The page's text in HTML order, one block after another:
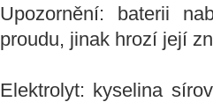
Upozornění: baterii
proudu, jinak hrozí její
Elektrolyt: kyselina